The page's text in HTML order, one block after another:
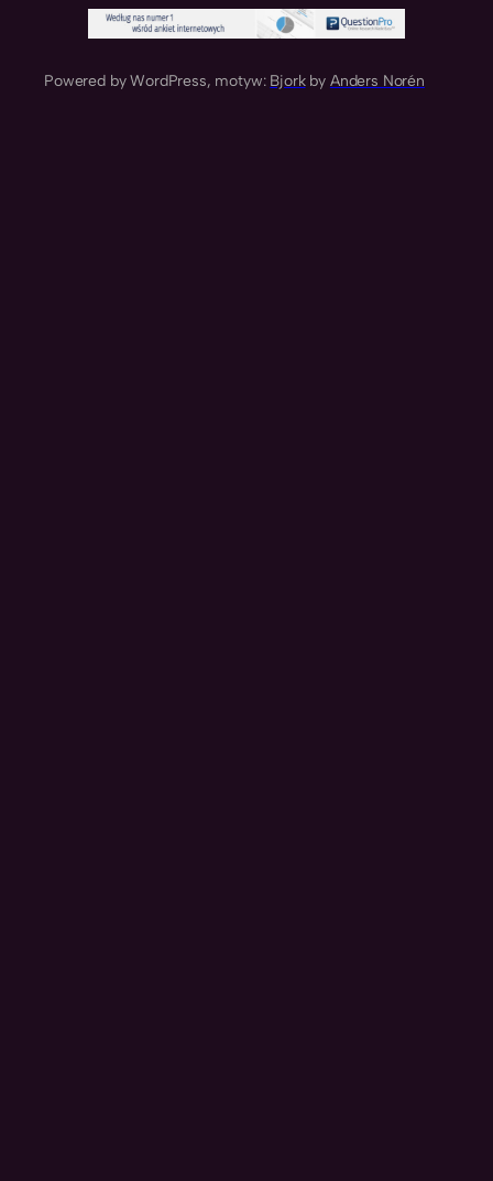
Powered by WordPress, motyw: Bjorkby Anders Norén